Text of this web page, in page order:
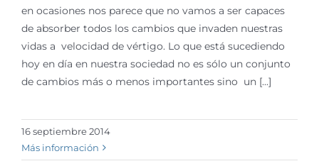
en ocasiones nos parece que no vamos a ser capaces
de absorber todos los cambios que invaden nuestras
vidas a velocidad de vértigo. Lo que está sucediendo
hoy en día en nuestra sociedad no es sólo un conjunto
de cambios más o menos importantes sino un [...]
16 septiembre 2014
Más información